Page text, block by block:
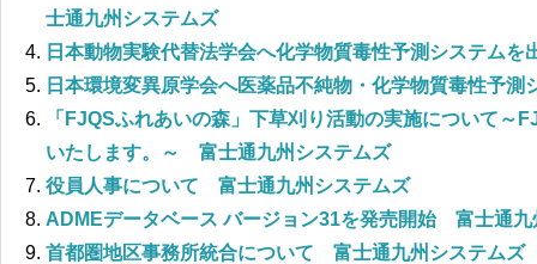
士通九州システムズ
日本動物実験代替法学会へ化学物質毒性予測システム
日本環境変異原学会へ医薬品不純物・化学物質毒性予
「FJQSふれあいの森」下草刈り活動の実施について～
いたします。～ 富士通九州システムズ
役員人事について 富士通九州システムズ
ADMEデータベース バージョン31を発売開始 富士通九
首都圏地区事務所統合について 富士通九州システムズ